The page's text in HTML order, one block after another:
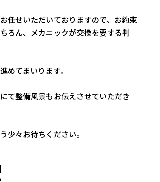
任せいただいておりますので、お約束
ろん、メカニックが交換を要する判
めてまいります。
て整備風景もお伝えさせていただき
少々お待ちください。